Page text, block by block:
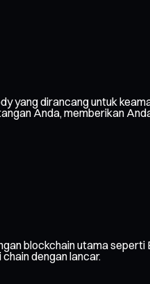
dirancang untuk
Anda, memberikan
blockchain utama
dengan lancar.